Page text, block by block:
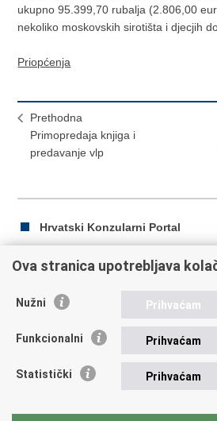
ukupno 95.399,70 rubalja (2.806,00
nekoliko moskovskih sirotišta i djecjih
Priopćenja
Prethodna
Primopredaja knjiga i
predavanje vlp
Hrvatski Konzularni Portal
Ispiši
Podijeli
Facebooku
Twitteru
Republika Hrvatska
Trg N.Š. Zrinskog 7-8, 10000 Zagreb
fax: +385 (0)1 4551 795, +385 (0)1
Ova stranica upotrebljava
Nužni Prihvaćam
Funkcionalni Prihvaćam
Statistički Prihvaćam